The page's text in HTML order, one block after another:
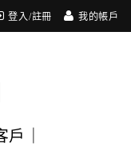
登入/註冊 我的帳戶
戶｜